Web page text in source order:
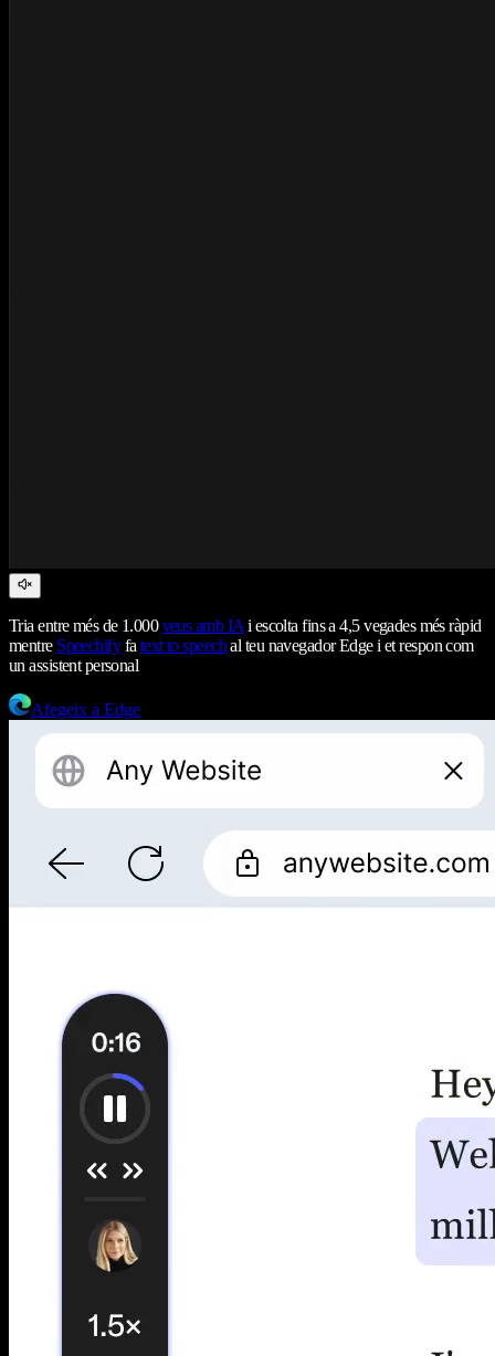
Tria entre més de 1.000veus amb IA i escolta fins a 4,5 vegades més ràpid
mentre Speechifyfa text to speechal teu navegador Edge i et respon com
un assistent personal
Afegeix a Edge